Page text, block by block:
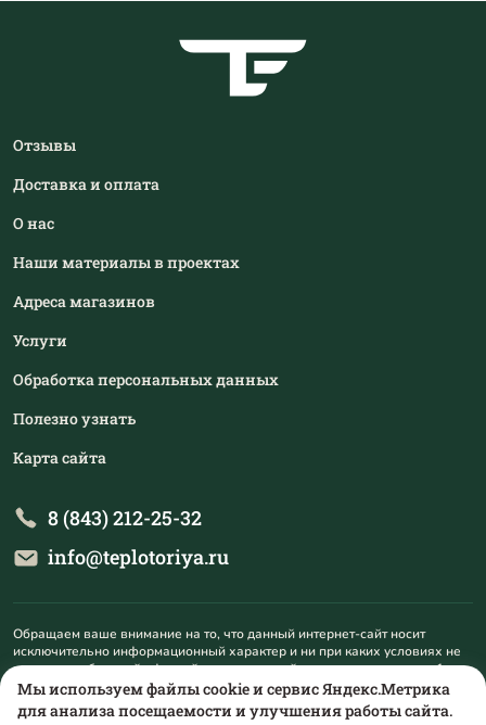
Отзывы
Доставка и оплата
О нас
Наши материалы в проектах
Адреса магазинов
Услуги
Обработка персональных данных
Полезно узнать
Карта сайта
8 (843) 212-25-32
info@teplotoriya.ru
Обращаем ваше внимание на то, что данный интернет-сайт носит
исключительно информационный характер и ни при каких условиях не
является публичной офертой, определяемой положениями пункта 1
статьи 437 Гражданского кодекса Российской Федерации. Для
получения подробной информации о наличии и стоимости указанных
товаров и (или) услуг, пожалуйста, обращайтесь на mail@teplotoriya.ru.
Мы используем файлы cookie и сервис Яндекс.Метрика
для анализа посещаемости и улучшения работы сайта.